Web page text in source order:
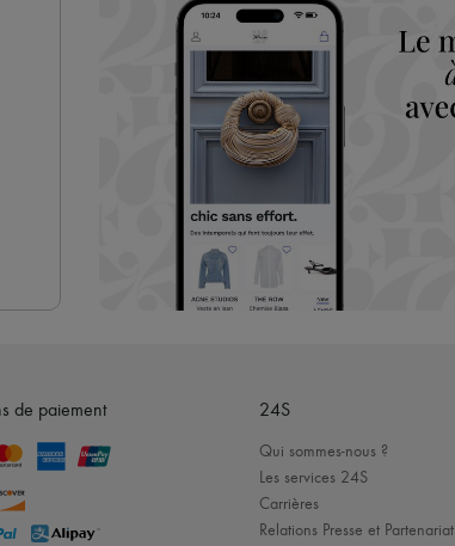
de paiement 24S
Qui sommes-nous ?
Les services 24S
Carrières
Relations Presse et Partenariat